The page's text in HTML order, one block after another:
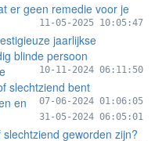
er geen remedie voor je
11-05-2025 10:05:47
jaarlijkse
blinde persoon
10-11-2024 06:11:50
slechtziend bent
07-06-2024 01:06:05
en
31-05-2024 06:05:01
geworden zijn?